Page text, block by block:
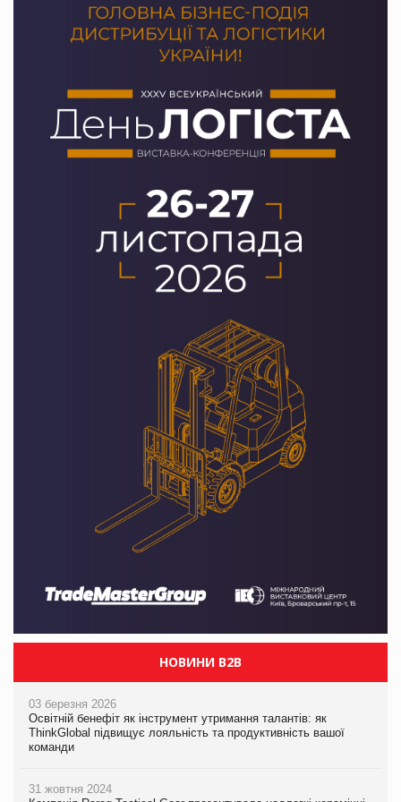
НОВИНИ B2B
03 березня 2026
Освітній бенефіт як інструмент утримання талантів: як
ThinkGlobal підвищує лояльність та продуктивність вашої
команди
31 жовтня 2024